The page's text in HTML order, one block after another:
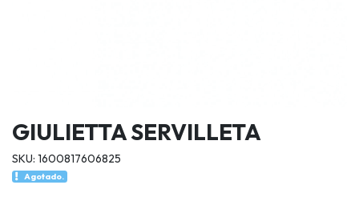
GIULIETTA SERVILLETA
SKU: 1600817606825
Agotado.